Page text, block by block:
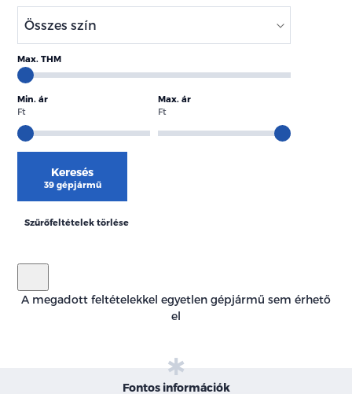
Max. THM
Min. ár
Ft
Max. ár
Ft
Keresés
39 gépjármű
Szűrőfeltételek törlése
A megadott feltételekkel egyetlen gépjármű sem érhető
el
Fontos információk